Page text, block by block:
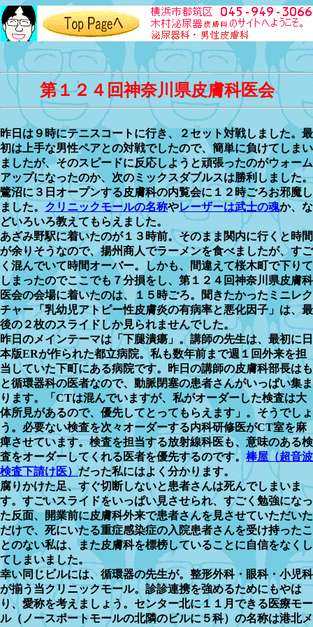
第１２４回神奈川県皮膚科医会
昨日は９時にテニスコートに行き、２セット対戦しました。最
初は上手な男性ペアとの対戦でしたので、簡単に負けてしまい
ましたが、そのスピードに反応しようと頑張ったのがウォーム
アップになったのか、次のミックスダブルスは勝利しました。
鷺沼に３日オープンする皮膚科の内覧会に１２時ごろお邪魔し
ました。 クリニックモールの名称やレーザーは武士の魂か、な
どいろいろ教えてもらえました。
あざみ野駅に着いたのが１３時前。そのまま関内に行くと時間
が余りそうなので、揚州商人でラーメンを食べましたが、すご
く混んでいて時間オーバー。しかも、間違えて桜木町で下りて
しまったのでここでも７分損をし、第１２４回神奈川県皮膚科
医会の会場に着いたのは、１５時ごろ。聞きたかったミニレク
チャー「乳幼児アトピー性皮膚炎の有病率と悪化因子」は、最
後の２枚のスライドしか見られませんでした。
昨日のメインテーマは「下腿潰瘍」。講師の先生は、最初に日
本版ERが作られた都立病院。私も数年前まで週１回外来を担
当していた下町にある病院です。昨日の講師の皮膚科部長はも
と循環器科の医者なので、動脈閉塞の患者さんがいっぱい集ま
ります。「CTは混んでいますが、私がオーダーした検査は大
体所見があるので、優先してとってもらえます」。そうでしょ
う。必要ない検査を次々オーダーする内科研修医がCT室を麻
痺させています。検査を担当する放射線科医も、意味のある検
査をオーダーしてくれる医者を優先するのです。棒屋（超音波
検査下請け医）だった私にはよく分かります。
腐りかけた足、すぐ切断しないと患者さんは死んでしまいま
す。すごいスライドをいっぱい見させられ、すごく勉強になっ
た反面、開業前に皮膚科外来で患者さんを見させていただいた
だけで、死にいたる重症感染症の入院患者さんを受け持ったこ
とのない私は、また皮膚科を標榜していることに自信をなくし
てしまいました。
幸い同じビルには、循環器の先生が。整形外科・眼科・小児科
が揃う当クリニックモール。診診連携を強めるためにもやは
り、愛称を考えましょう。センター北に１１月できる医療モー
ル（ノースポートモールの北隣のビルに５科）の名称は港北メ